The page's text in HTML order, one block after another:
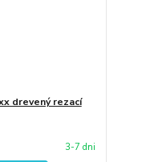
drevený rezací
3-7 dni